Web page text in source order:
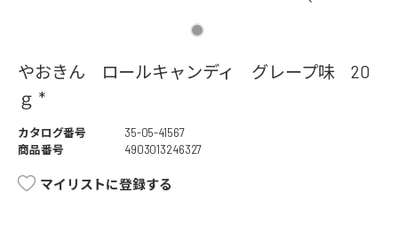
やおきん ロールキャンディ グレープ味 20
ｇ *
カタログ番号
35-05-41567
商品番号
4903013246327
マイリストに登録する